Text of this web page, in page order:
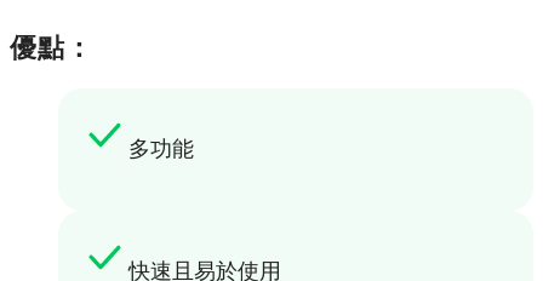
優點：
多功能
快速且易於使用